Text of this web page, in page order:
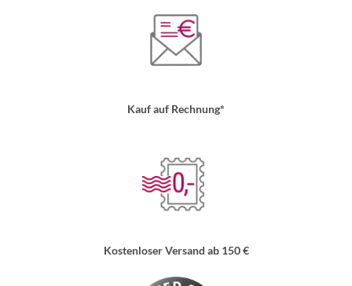
Kauf auf Rechnung*
Kostenloser Versand ab 150 €